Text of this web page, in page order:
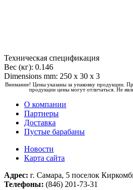
Техническая спецификация
Вес (кг): 0.146
Dimensions mm: 250 x 30 x 3
Внимание! Цены указаны за упаковку продукции.
продукции цены могут отличаться. Не
О компании
Партнеры
Доставка
Пустые барабаны
Новости
Карта сайта
Адрес: г. Самара, 5 поселок
Телефоны: (846) 201-73-31